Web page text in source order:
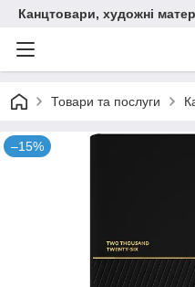
Канцтовари, художні
Товари та послуги
–15%